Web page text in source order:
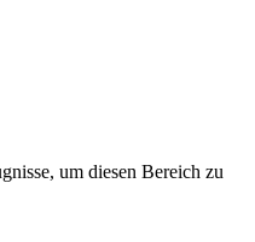
um diesen Bereich zu